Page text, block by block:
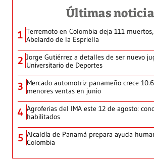
Últimas
1 Terremoto en Colombia deja 111
Abelardo de la Espriella
2 Jorge Gutiérrez a detalles de ser nuevo
Universitario de Deportes
3 Mercado automotriz panameño crece
menores ventas en junio
4 Agroferias del IMA este 12 de agosto:
habilitados
5 Alcaldía de Panamá prepara ayuda
Colombia